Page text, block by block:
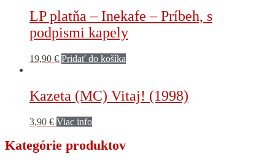
LP platňa – Inekafe – Príbeh, s
podpismi kapely
19,90 € Pridať do košíka
Kazeta (MC) Vitaj! (1998)
3,90 € Viac info
Kategórie produktov